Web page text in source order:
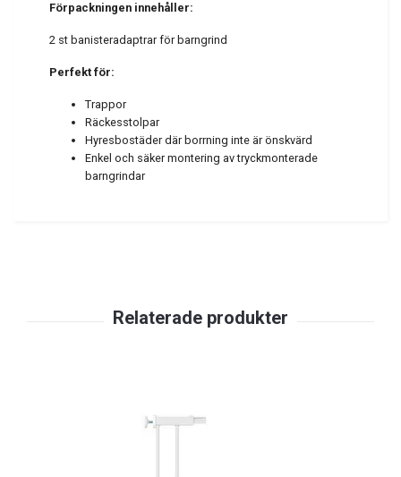
Förpackningen innehåller:
2 st banisteradaptrar för barngrind
Perfekt för:
Trappor
Räckesstolpar
Hyresbostäder där borrning inte är önskvärd
Enkel och säker montering av tryckmonterade
barngrindar